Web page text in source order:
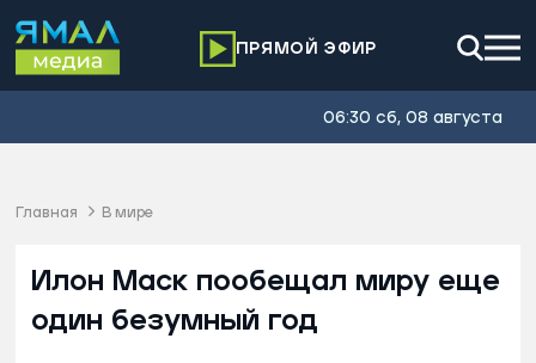
ПРЯМОЙ ЭФИР
06:30 сб, 08 августа
Главная В мире
Илон Маск пообещал миру еще
один безумный год